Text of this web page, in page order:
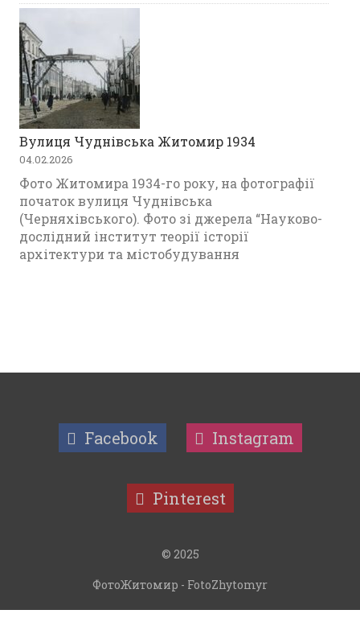
Вулиця Чуднівська Житомир 1934
04.02.2026
Фото Житомира 1934-го року, на фотографії
початок вулиця Чуднівська
(Черняхівського). Фото зі джерела “Науково-
дослідний інститут теорії історії
архітектури та містобудування
Facebook Instagram
Pinterest
© 2025
ФотоЖитомир - FotoZhytomyr